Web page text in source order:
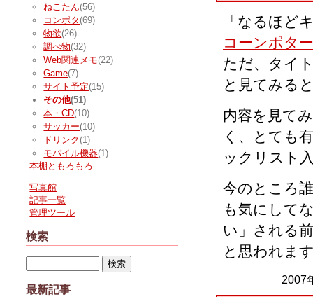
「なるほど
コーンポタ
ただ、タイ
と見てみる
内容を見て
く、とても
ックリスト
今のところ
も気にして
い」される
と思われま
2007
ねこたん(56)
コンポタ (69)
物欲(26)
調べ物(32)
Web関連メモ(22)
Game(7)
サイト予定(15)
その他(51)
本・CD(10)
サッカー(10)
ドリンク (1)
モバイル機器(1)
本棚ともろもろ
写真館
記事一覧
管理ツール
検索
最新記事